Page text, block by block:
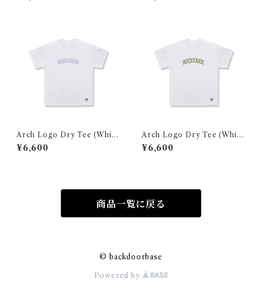
Arch Logo Dry Tee (White
×PURPLE)
¥6,600
Arch Logo Dry Tee (White
×GREEN
¥6,600
商品一覧に戻る
© backdoorbase
Powered by